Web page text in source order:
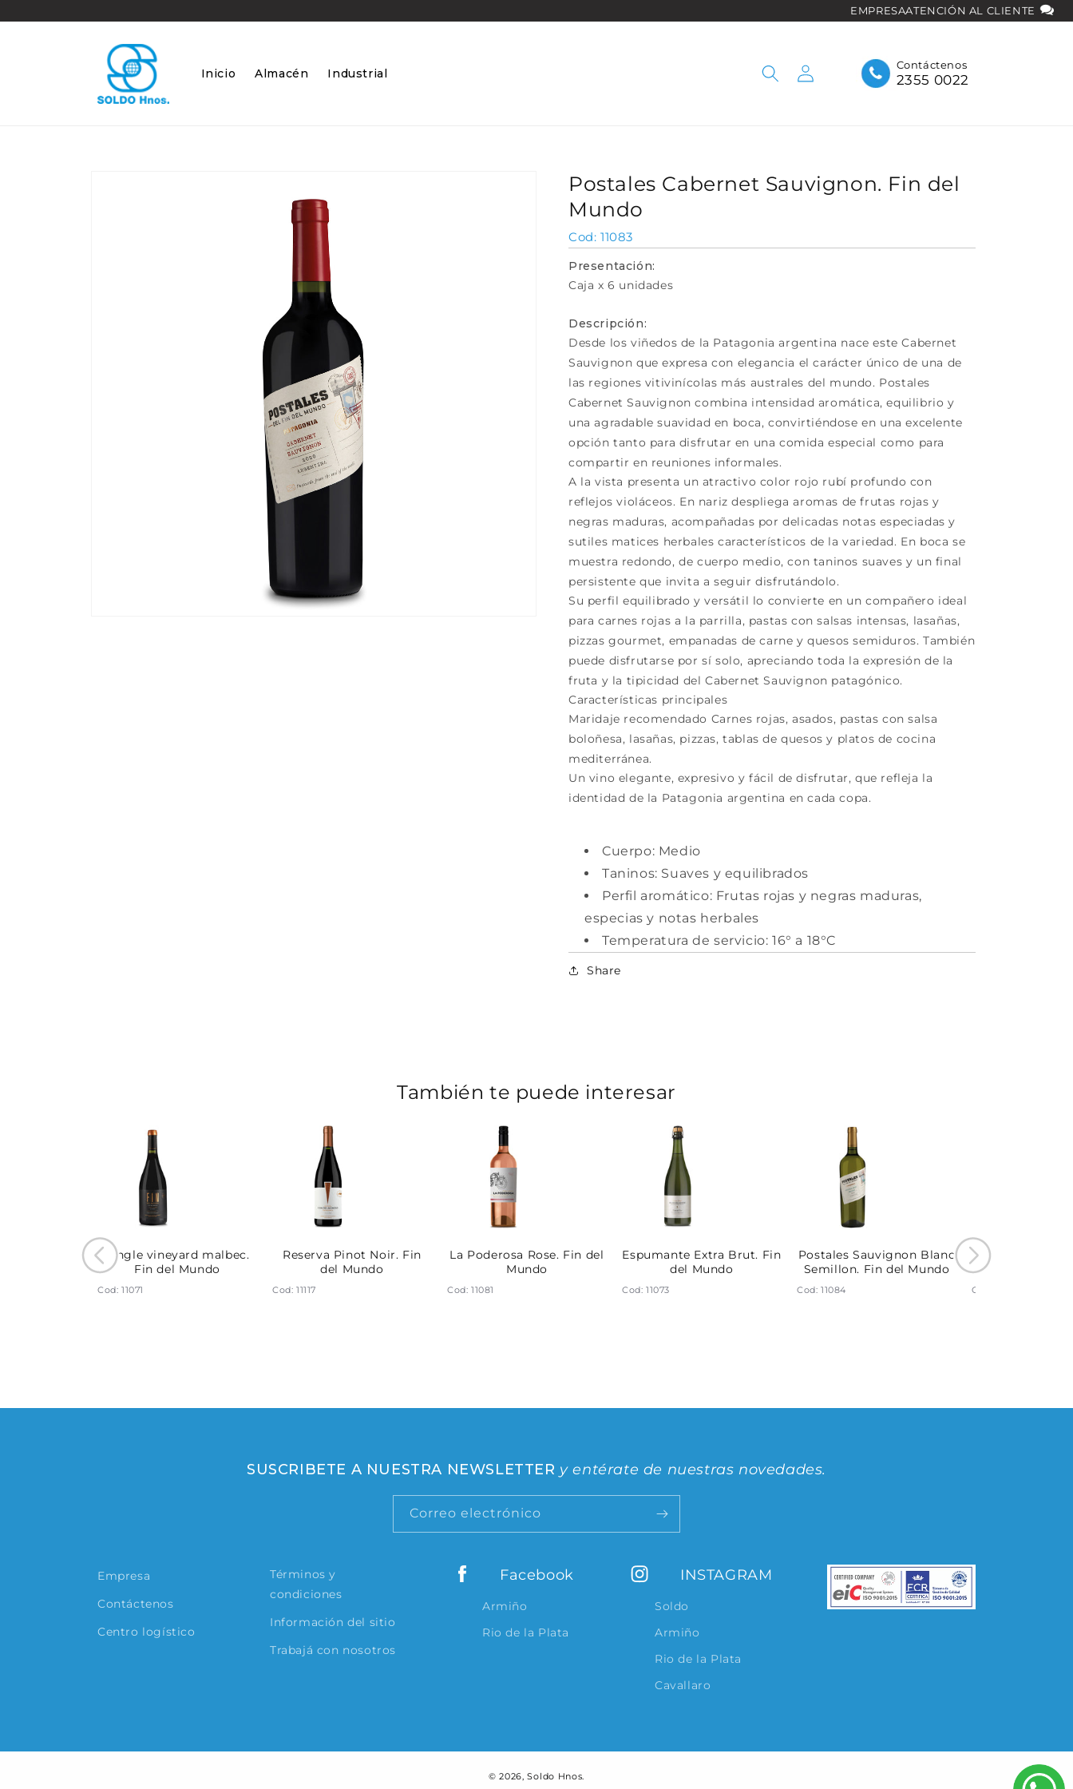
EMPRESAATENCIÓN AL CLIENTE
Inicio Almacén Industrial
Iniciar
sesión
Contáctenos
2355 0022
Postales Cabernet Sauvignon. Fin del
Mundo
SKU:
11083
Presentación:
Caja x 6 unidades
Descripción:
Desde los viñedos de la Patagonia argentina nace este Cabernet
Sauvignon que expresa con elegancia el carácter único de una de
las regiones vitivinícolas más australes del mundo. Postales
Cabernet Sauvignon combina intensidad aromática, equilibrio y
una agradable suavidad en boca, convirtiéndose en una excelente
opción tanto para disfrutar en una comida especial como para
compartir en reuniones informales.
A la vista presenta un atractivo color rojo rubí profundo con
reflejos violáceos. En nariz despliega aromas de frutas rojas y
negras maduras, acompañadas por delicadas notas especiadas y
sutiles matices herbales característicos de la variedad. En boca se
muestra redondo, de cuerpo medio, con taninos suaves y un final
persistente que invita a seguir disfrutándolo.
Su perfil equilibrado y versátil lo convierte en un compañero ideal
para carnes rojas a la parrilla, pastas con salsas intensas, lasañas,
pizzas gourmet, empanadas de carne y quesos semiduros. También
puede disfrutarse por sí solo, apreciando toda la expresión de la
fruta y la tipicidad del Cabernet Sauvignon patagónico.
Características principales
Maridaje recomendado Carnes rojas, asados, pastas con salsa
boloñesa, lasañas, pizzas, tablas de quesos y platos de cocina
mediterránea.
Un vino elegante, expresivo y fácil de disfrutar, que refleja la
identidad de la Patagonia argentina en cada copa.
Cuerpo: Medio
Taninos: Suaves y equilibrados
Perfil aromático: Frutas rojas y negras maduras,
especias y notas herbales
Temperatura de servicio: 16° a 18°C
Share
También te puede interesar
Single vineyard malbec.
Fin del Mundo
Cod: 11071
Reserva Pinot Noir. Fin
del Mundo
Cod: 11117
La Poderosa Rose. Fin del
Mundo
Cod: 11081
Espumante Extra Brut. Fin
del Mundo
Cod: 11073
Postales Sauvignon Blanc
Semillon. Fin del Mundo
Cod: 11084
Postales
Cod: 11085
Empresa
Contáctenos
Centro logístico
Términos y
condiciones
Información del sitio
Trabajá con nosotros
Facebook
Armiño
Rio de la Plata
INSTAGRAM
Soldo
Armiño
Rio de la Plata
Cavallaro
SUSCRIBETE A NUESTRA NEWSLETTER y entérate de nuestras novedades.
Correo electrónico
© 2026,Soldo Hnos.